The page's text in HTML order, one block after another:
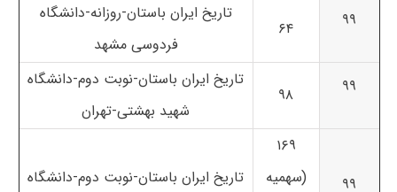
۹۹
۶۴
تاریخ ایران باستان-روزانه-دانشگاه
فردوسی مشهد
۹۹
۹۸
تاریخ ایران باستان-نوبت دوم-دانشگاه
شهید بهشتی-تهران
۹۹
۱۶۹
(سهمیه
تاریخ ایران باستان-نوبت دوم-دانشگاه